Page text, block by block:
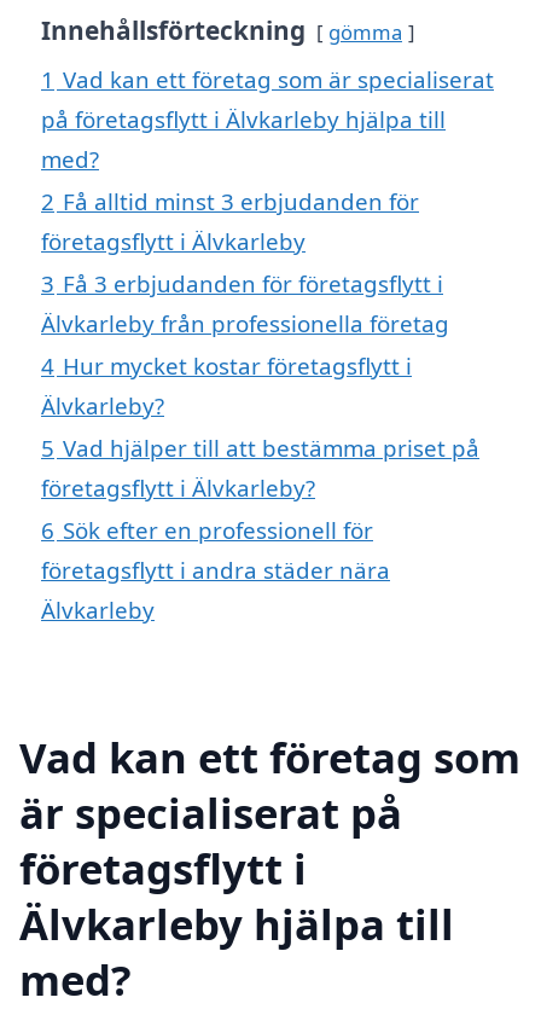
Innehållsförteckning gömma
1 Vad kan ett företag som är specialiserat
på företagsflytt i Älvkarleby hjälpa till
med?
2 Få alltid minst 3 erbjudanden för
företagsflytt i Älvkarleby
3 Få 3 erbjudanden för företagsflytt i
Älvkarleby från professionella företag
4 Hur mycket kostar företagsflytt i
Älvkarleby?
5 Vad hjälper till att bestämma priset på
företagsflytt i Älvkarleby?
6 Sök efter en professionell för
företagsflytt i andra städer nära
Älvkarleby
Vad kan ett företag som
är specialiserat på
företagsflytt i
Älvkarleby hjälpa till
med?